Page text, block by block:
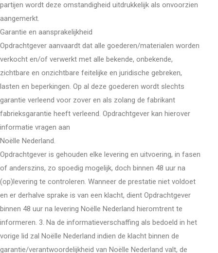
partijen wordt deze omstandigheid uitdrukkelijk als onvoorzien
aangemerkt.
Garantie en aansprakelijkheid
Opdrachtgever aanvaardt dat alle goederen/materialen worden
verkocht en/of verwerkt met alle bekende, onbekende,
zichtbare en onzichtbare feitelijke en juridische gebreken,
lasten en beperkingen. Op al deze goederen wordt slechts
garantie verleend voor zover en als zolang de fabrikant
fabrieksgarantie heeft verleend. Opdrachtgever kan hierover
informatie vragen aan
Noëlle Nederland.
Opdrachtgever is gehouden elke levering en uitvoering, in fasen
of anderszins, zo spoedig mogelijk, doch binnen 48 uur na
(op)levering te controleren. Wanneer de prestatie niet voldoet
en er derhalve sprake is van een klacht, dient Opdrachtgever
binnen 48 uur na levering Noëlle Nederland hieromtrent te
informeren. 3. Na de informatieverschaffing als bedoeld in het
vorige lid zal Noëlle Nederland indien de klacht binnen de
garantie/verantwoordelijkheid van Noëlle Nederland valt, de